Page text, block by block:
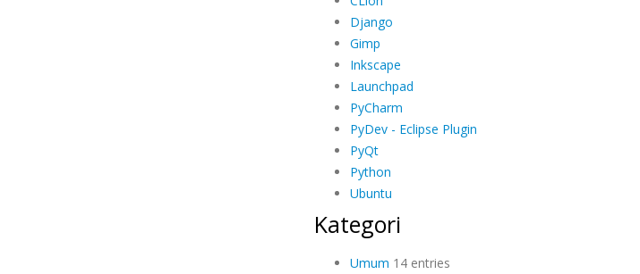
Django
Gimp
Inkscape
Launchpad
PyCharm
PyDev - Eclipse Plugin
PyQt
Python
Ubuntu
Kategori
Umum 14 entries